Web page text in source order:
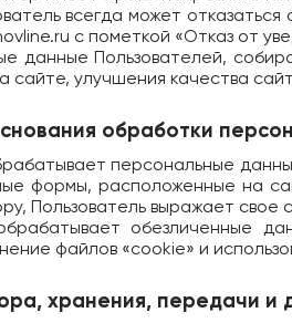
всегда может
с пометкой «Отказ от
данные Пользователей,
сайте, улучшения качества
обработки
персональные
формы, расположенные на
Пользователь выражает свое
обезличенные
файлов «cookie» и
хранения, передачи и